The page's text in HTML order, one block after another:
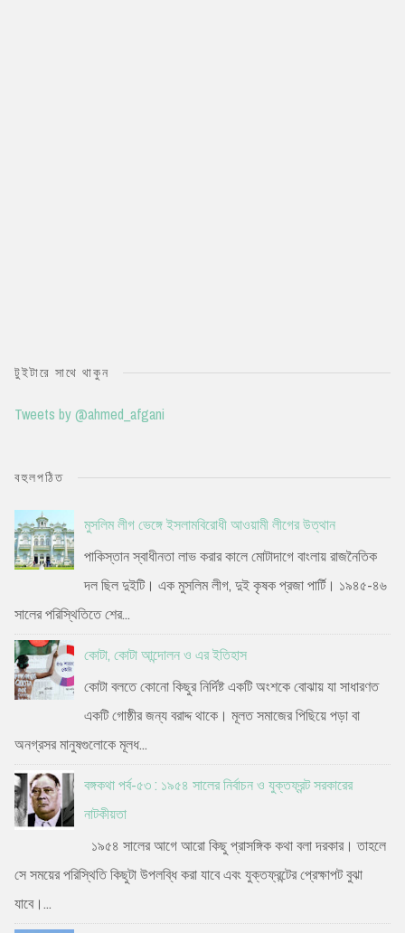
টুইটারে সাথে থাকুন
Tweets by @ahmed_afgani
বহুলপঠিত
মুসলিম লীগ ভেঙ্গে ইসলামবিরোধী আওয়ামী লীগের উত্থান
পাকিস্তান স্বাধীনতা লাভ করার কালে মোটাদাগে বাংলায় রাজনৈতিক
দল ছিল দুইটি। এক মুসলিম লীগ, দুই কৃষক প্রজা পার্টি। ১৯৪৫-৪৬
সালের পরিস্থিতিতে শের...
কোটা, কোটা আন্দোলন ও এর ইতিহাস
কোটা বলতে কোনো কিছুর নির্দিষ্ট একটি অংশকে বোঝায় যা সাধারণত
একটি গোষ্ঠীর জন্য বরাদ্দ থাকে। মূলত সমাজের পিছিয়ে পড়া বা
অনগ্রসর মানুষগুলোকে মূলধ...
বঙ্গকথা পর্ব-৫৩ : ১৯৫৪ সালের নির্বাচন ও যুক্তফ্রন্ট সরকারের
নাটকীয়তা
১৯৫৪ সালের আগে আরো কিছু প্রাসঙ্গিক কথা বলা দরকার। তাহলে
সে সময়ের পরিস্থিতি কিছুটা উপলব্ধি করা যাবে এবং যুক্তফ্রন্টের প্রেক্ষাপট বুঝা
যাবে।...